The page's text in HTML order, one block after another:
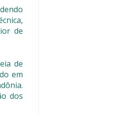
de
de
em
dos